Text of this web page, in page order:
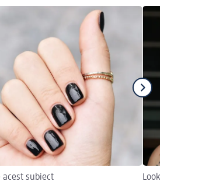
subiect Look-uri